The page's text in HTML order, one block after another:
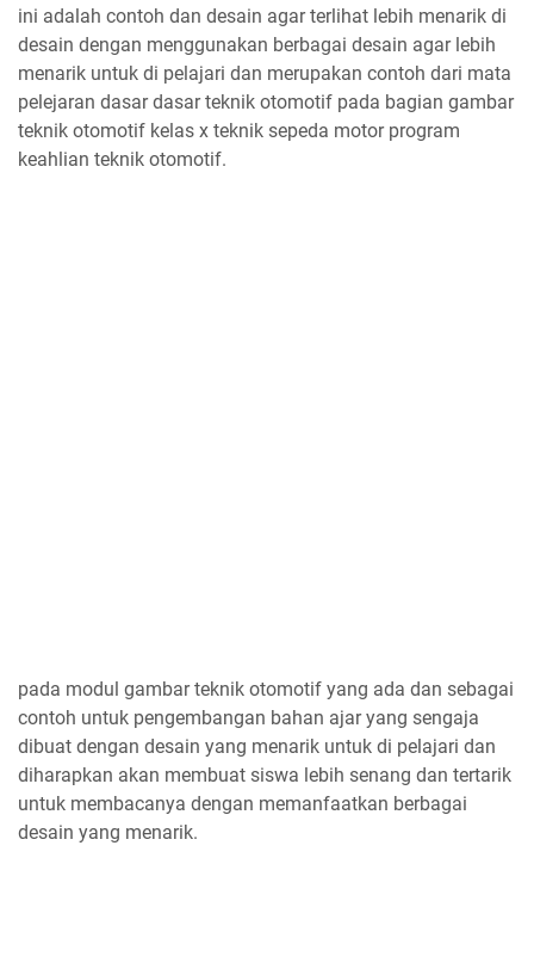
ini adalah contoh dan desain agar terlihat lebih menarik di
desain dengan menggunakan berbagai desain agar lebih
menarik untuk di pelajari dan merupakan contoh dari mata
pelejaran dasar dasar teknik otomotif pada bagian gambar
teknik otomotif kelas x teknik sepeda motor program
keahlian teknik otomotif.
pada modul gambar teknik otomotif yang ada dan sebagai
contoh untuk pengembangan bahan ajar yang sengaja
dibuat dengan desain yang menarik untuk di pelajari dan
diharapkan akan membuat siswa lebih senang dan tertarik
untuk membacanya dengan memanfaatkan berbagai
desain yang menarik.